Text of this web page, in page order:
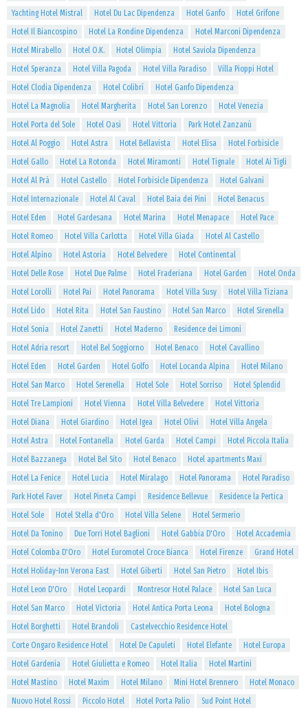
Yachting Hotel Mistral
Hotel Du Lac Dipendenza Hotel Ganfo
Hotel Grifone
Hotel Il Biancospino
Hotel La Rondine Dipendenza
Hotel Marconi Dipendenza
Hotel Mirabello
Hotel O.K. Hotel Olimpia
Hotel Saviola Dipendenza
Hotel Speranza
Hotel Villa Pagoda Hotel Villa Paradiso
Villa Pioppi Hotel
Hotel Clodia Dipendenza
Hotel Colibrì
Hotel Ganfo Dipendenza
Hotel La Magnolia
Hotel Margherita Hotel San Lorenzo
Hotel Venezia
Hotel Porta del Sole
Hotel Oasi Hotel Vittoria
Park Hotel Zanzanù
Hotel Al Poggio
Hotel Astra Hotel Bellavista Hotel Elisa
Hotel Forbisicle
Hotel Gallo
Hotel La Rotonda Hotel Miramonti Hotel Tignale
Hotel Ai Tigli
Hotel Al Prà
Hotel Castello Hotel Forbisicle Dipendenza
Hotel Galvani
Hotel Internazionale
Hotel Al Caval Hotel Baia dei Pini
Hotel Benacus
Hotel Eden
Hotel Gardesana Hotel Marina Hotel Menapace
Hotel Pace
Hotel Romeo
Hotel Villa Carlotta Hotel Villa Giada
Hotel Al Castello
Hotel Alpino
Hotel Astoria Hotel Belvedere
Hotel Continental
Hotel Delle Rose
Hotel Due Palme Hotel Fraderiana Hotel Garden
Hotel Onda
Hotel Lorolli
Hotel Pai Hotel Panorama Hotel Villa Susy
Hotel Villa Tiziana
Hotel Lido
Hotel Rita Hotel San Faustino Hotel San Marco
Hotel Sirenella
Hotel Sonia
Hotel Zanetti Hotel Maderno
Residence dei Limoni
Hotel Adria resort
Hotel Bel Soggiorno Hotel Benaco
Hotel Cavallino
Hotel Eden
Hotel Garden Hotel Golfo Hotel Locanda Alpina
Hotel Milano
Hotel San Marco
Hotel Serenella Hotel Sole Hotel Sorriso
Hotel Splendid
Hotel Tre Lampioni
Hotel Vienna Hotel Villa Belvedere
Hotel Vittoria
Hotel Diana
Hotel Giardino Hotel Igea Hotel Olivi
Hotel Villa Angela
Hotel Astra
Hotel Fontanella Hotel Garda Hotel Campi
Hotel Piccola Italia
Hotel Bazzanega
Hotel Bel Sito Hotel Benaco
Hotel apartments Maxi
Hotel La Fenice
Hotel Lucia Hotel Miralago Hotel Panorama
Hotel Paradiso
Park Hotel Faver
Hotel Pineta Campi Residence Bellevue
Residence la Pertica
Hotel Sole
Hotel Stella d'Oro Hotel Villa Selene
Hotel Sermerio
Hotel Da Tonino
Due Torri Hotel Baglioni Hotel Gabbia D'Oro
Hotel Accademia
Hotel Colomba D'Oro
Hotel Euromotel Croce Bianca Hotel Firenze
Grand Hotel
Hotel Holiday-Inn Verona East
Hotel Giberti Hotel San Pietro
Hotel Ibis
Hotel Leon D'Oro
Hotel Leopardi Montresor Hotel Palace
Hotel San Luca
Hotel San Marco
Hotel Victoria Hotel Antica Porta Leona
Hotel Bologna
Hotel Borghetti
Hotel Brandoli
Castelvecchio Residence Hotel
Corte Ongaro Residence Hotel
Hotel De Capuleti Hotel Elefante
Hotel Europa
Hotel Gardenia
Hotel Giulietta e Romeo Hotel Italia
Hotel Martini
Hotel Mastino
Hotel Maxim Hotel Milano Mini Hotel Brennero
Hotel Monaco
Nuovo Hotel Rossi
Piccolo Hotel Hotel Porta Palio
Sud Point Hotel